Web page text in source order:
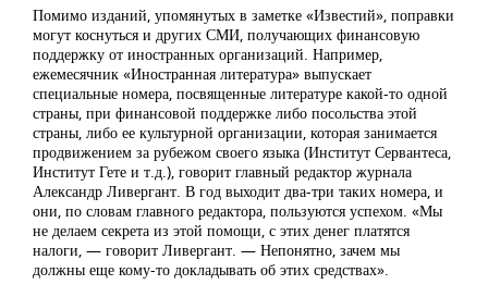
Помимо изданий, упомянутых в заметке «Известий», поправки
могут коснуться и других СМИ, получающих финансовую
поддержку от иностранных организаций. Например,
ежемесячник «Иностранная литература» выпускает
специальные номера, посвященные литературе какой-то одной
страны, при финансовой поддержке либо посольства этой
страны, либо ее культурной организации, которая занимается
продвижением за рубежом своего языка (Институт Сервантеса,
Институт Гете и т.д.), говорит главный редактор журнала
Александр Ливергант. В год выходит два-три таких номера, и
они, по словам главного редактора, пользуются успехом. «Мы
не делаем секрета из этой помощи, с этих денег платятся
налоги, — говорит Ливергант. — Непонятно, зачем мы
должны еще кому-то докладывать об этих средствах».